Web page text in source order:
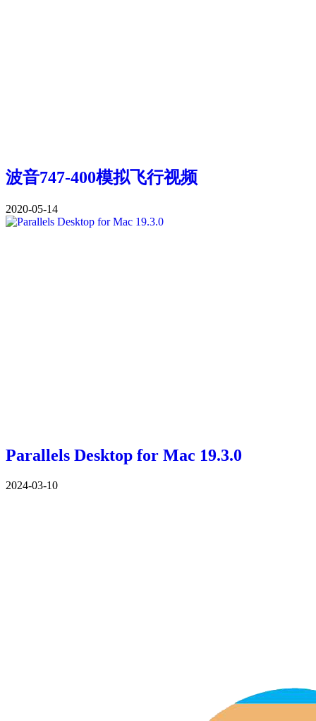
波音747-400模拟飞行视频
2020-05-14
Parallels Desktop for Mac 19.3.0
2024-03-10